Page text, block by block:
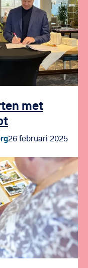
met
26 februari 2025